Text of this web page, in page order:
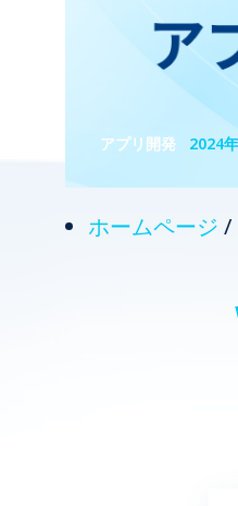
アプリ開発 2024
ホームページ /